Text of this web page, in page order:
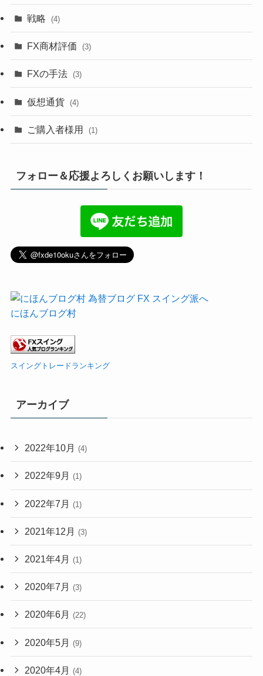
戦略 (4)
FX商材評価 (3)
FXの手法 (3)
仮想通貨 (4)
ご購入者様用 (1)
フォロー＆応援よろしくお願いします！
にほんブログ村
スイングトレードランキング
アーカイブ
2022年10月 (4)
2022年9月 (1)
2022年7月 (1)
2021年12月 (3)
2021年4月 (1)
2020年7月 (3)
2020年6月 (22)
2020年5月 (9)
2020年4月 (4)